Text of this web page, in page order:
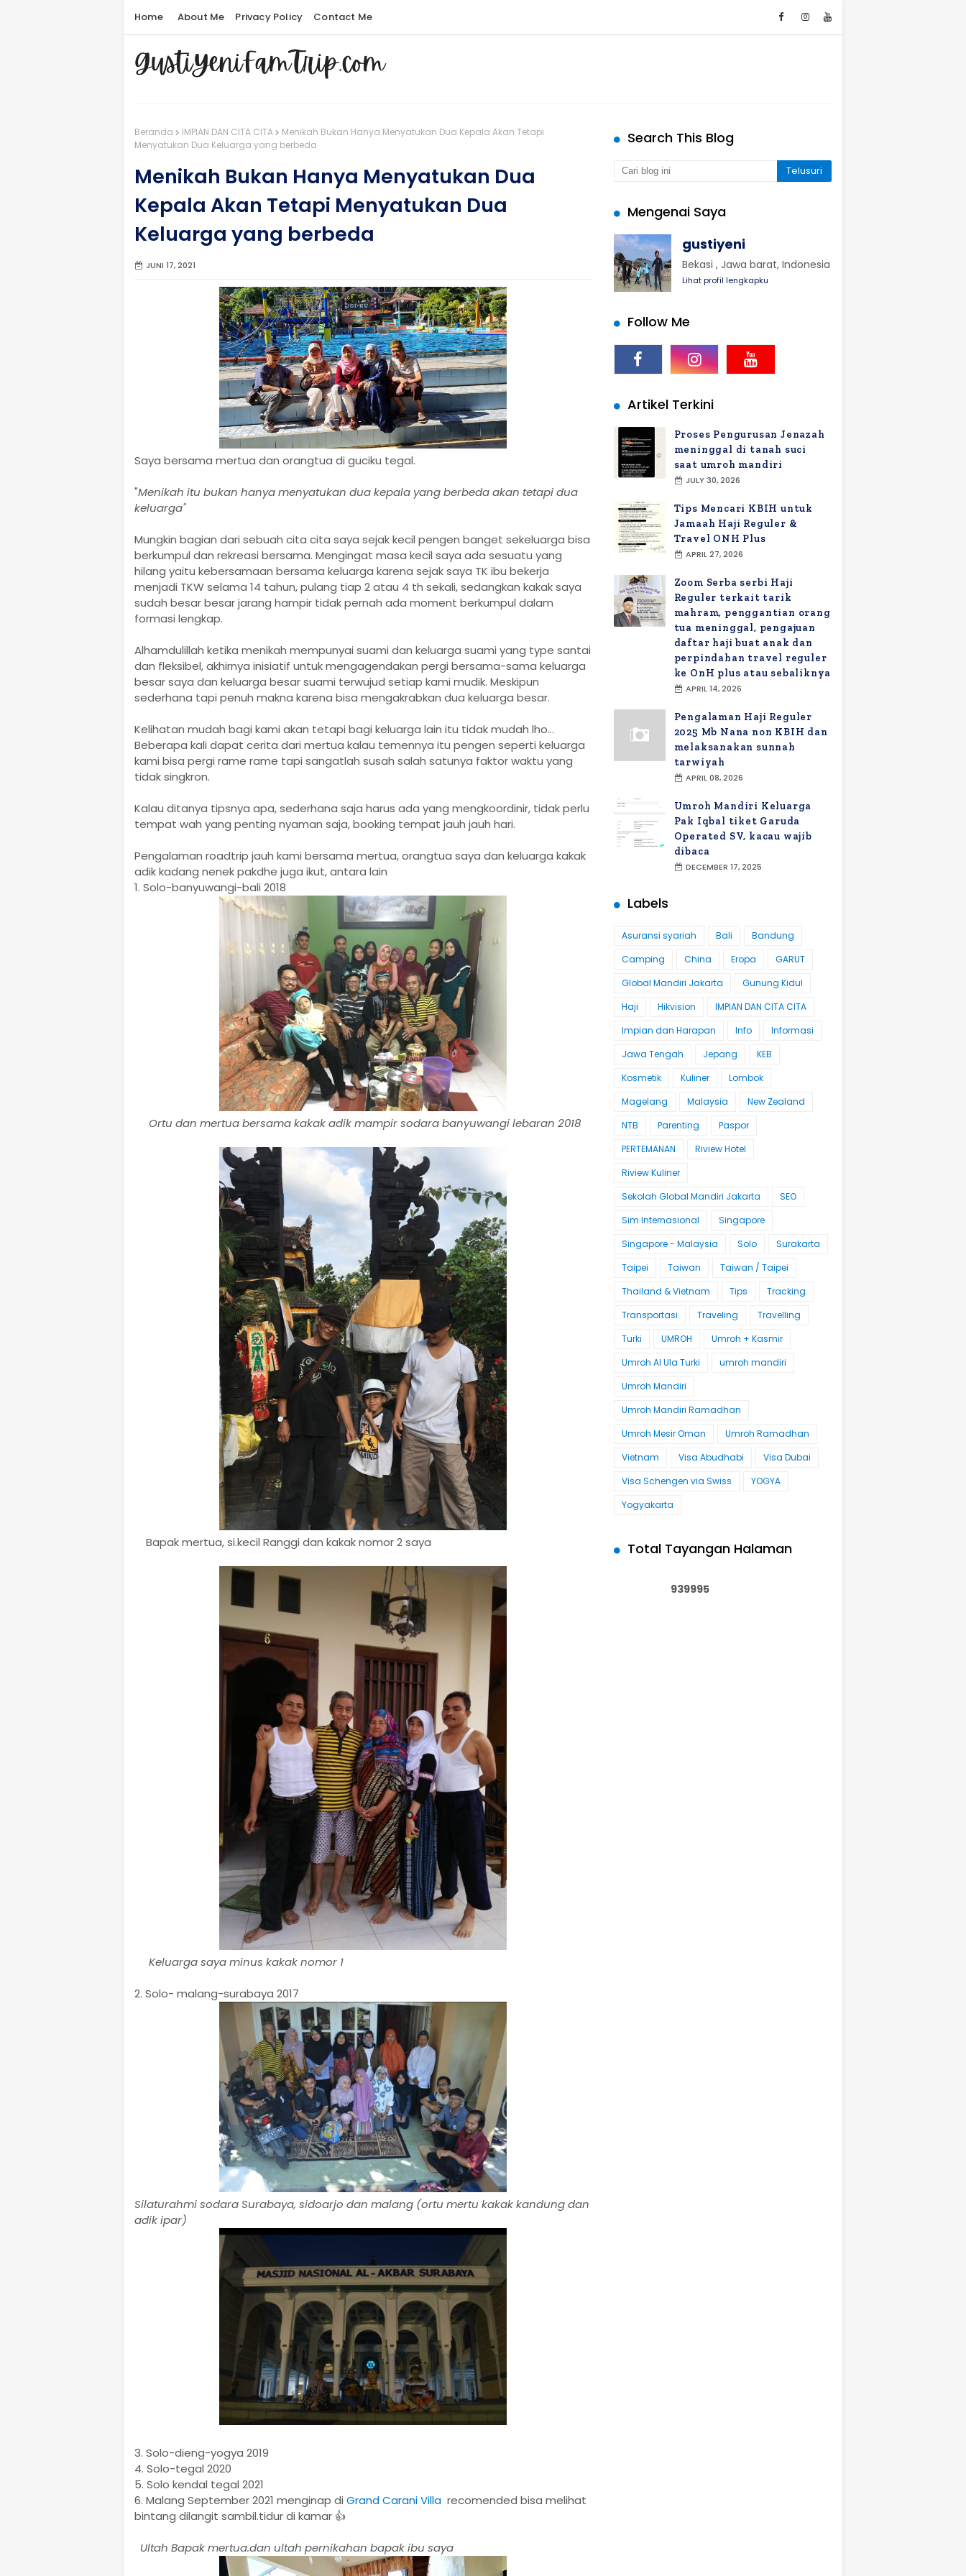
Home About Me Privacy Policy Contact Me
Beranda IMPIAN DAN CITA CITA
Menikah Bukan Hanya Menyatukan Dua Kepala Akan Tetapi
Menyatukan Dua Keluarga yang berbeda
Menikah Bukan Hanya Menyatukan Dua
Kepala Akan Tetapi Menyatukan Dua
Keluarga yang berbeda
JUNI 17, 2021
Saya bersama mertua dan orangtua di guciku tegal.
"Menikah itu bukan hanya menyatukan dua kepala yang berbeda akan tetapi dua
keluarga"
Mungkin bagian dari sebuah cita cita saya sejak kecil pengen banget sekeluarga bisa
berkumpul dan rekreasi bersama. Mengingat masa kecil saya ada sesuatu yang
hilang yaitu kebersamaan bersama keluarga karena sejak saya TK ibu bekerja
menjadi TKW selama 14 tahun, pulang tiap 2 atau 4 th sekali, sedangkan kakak saya
sudah besar besar jarang hampir tidak pernah ada moment berkumpul dalam
formasi lengkap.
Alhamdulillah ketika menikah mempunyai suami dan keluarga suami yang type santai
dan fleksibel, akhirnya inisiatif untuk mengagendakan pergi bersama-sama keluarga
besar saya dan keluarga besar suami terwujud setiap kami mudik. Meskipun
sederhana tapi penuh makna karena bisa mengakrabkan dua keluarga besar.
Kelihatan mudah bagi kami akan tetapi bagi keluarga lain itu tidak mudah lho...
Beberapa kali dapat cerita dari mertua kalau temennya itu pengen seperti keluarga
kami bisa pergi rame rame tapi sangatlah susah salah satunya faktor waktu yang
tidak singkron.
Kalau ditanya tipsnya apa, sederhana saja harus ada yang mengkoordinir, tidak perlu
tempat wah yang penting nyaman saja, booking tempat jauh jauh hari.
Pengalaman roadtrip jauh kami bersama mertua, orangtua saya dan keluarga kakak
adik kadang nenek pakdhe juga ikut, antara lain
1. Solo-banyuwangi-bali 2018
Ortu dan mertua bersama kakak adik mampir sodara banyuwangi lebaran 2018
Bapak mertua, si.kecil Ranggi dan kakak nomor 2 saya
Keluarga saya minus kakak nomor 1
2. Solo- malang-surabaya 2017
Silaturahmi sodara Surabaya, sidoarjo dan malang (ortu mertu kakak kandung dan
adik ipar)
3. Solo-dieng-yogya 2019
4. Solo-tegal 2020
5. Solo kendal tegal 2021
6. Malang September 2021 menginap di Grand Carani Villa recomended bisa melihat
bintang dilangit sambil.tidur di kamar 👍
Search This Blog
Mengenai Saya
gustiyeni
Bekasi , Jawa barat, Indonesia
Lihat profil lengkapku
Follow Me
Artikel Terkini
Proses Pengurusan Jenazah
meninggal di tanah suci
saat umroh mandiri
JULY 30, 2026
Tips Mencari KBIH untuk
Jamaah Haji Reguler &
Travel ONH Plus
APRIL 27, 2026
Zoom Serba serbi Haji
Reguler terkait tarik
mahram, penggantian orang
tua meninggal, pengajuan
daftar haji buat anak dan
perpindahan travel reguler
ke OnH plus atau sebaliknya
APRIL 14, 2026
Pengalaman Haji Reguler
2025 Mb Nana non KBIH dan
melaksanakan sunnah
tarwiyah
APRIL 08, 2026
Umroh Mandiri Keluarga
Pak Iqbal tiket Garuda
Operated SV, kacau wajib
dibaca
DECEMBER 17, 2025
Labels
Asuransi syariah Bali
Bandung
Camping
China Eropa
GARUT
Global Mandiri Jakarta
Gunung Kidul
Haji
Hikvision
IMPIAN DAN CITA CITA
Impian dan Harapan
Info
Informasi
Jawa Tengah
Jepang
KEB
Kosmetik
Kuliner
Lombok
Magelang
Malaysia
New Zealand
NTB
Parenting
Paspor
PERTEMANAN
Riview Hotel
Riview Kuliner
Sekolah Global Mandiri Jakarta
SEO
Sim Internasional
Singapore
Singapore - Malaysia
Solo
Surakarta
Taipei
Taiwan
Taiwan / Taipei
Thailand & Vietnam
Tips
Tracking
Transportasi
Traveling
Travelling
Turki
UMROH
Umroh + Kasmir
Umroh Al Ula Turki
umroh mandiri
Umroh Mandiri
Umroh Mandiri Ramadhan
Umroh Mesir Oman
Umroh Ramadhan
Vietnam
Visa Abudhabi
Visa Dubai
Visa Schengen via Swiss
YOGYA
Yogyakarta
Total Tayangan Halaman
939995